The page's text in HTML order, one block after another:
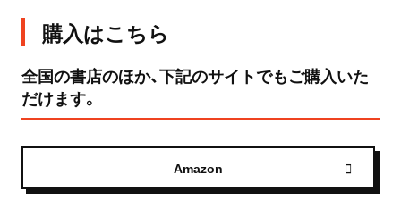
購入はこちら
全国の書店のほか、下記のサイトでもご購入いた
だけます。
Amazon